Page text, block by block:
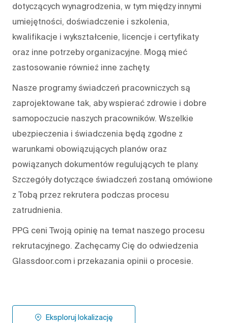
dotyczących wynagrodzenia, w tym między innymi
umiejętności, doświadczenie i szkolenia,
kwalifikacje i wykształcenie, licencje i certyfikaty
oraz inne potrzeby organizacyjne. Mogą mieć
zastosowanie również inne zachęty.
Nasze programy świadczeń pracowniczych są
zaprojektowane tak, aby wspierać zdrowie i dobre
samopoczucie naszych pracowników. Wszelkie
ubezpieczenia i świadczenia będą zgodne z
warunkami obowiązujących planów oraz
powiązanych dokumentów regulujących te plany.
Szczegóły dotyczące świadczeń zostaną omówione
z Tobą przez rekrutera podczas procesu
zatrudnienia.
PPG ceni Twoją opinię na temat naszego procesu
rekrutacyjnego. Zachęcamy Cię do odwiedzenia
Glassdoor.com i przekazania opinii o procesie.
Eksploruj lokalizację